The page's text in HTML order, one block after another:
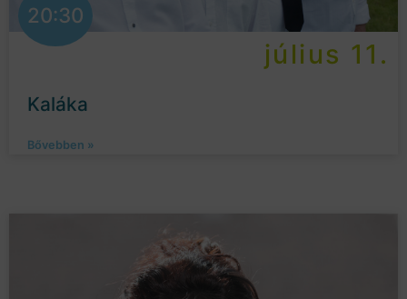
20:30
július 11.
Kaláka
Bővebben »